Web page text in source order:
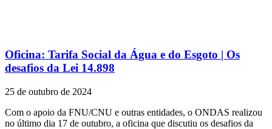
Oficina: Tarifa Social da Água e do Esgoto | Os
desafios da Lei 14.898
25 de outubro de 2024
Com o apoio da FNU/CNU e outras entidades, o ONDAS realizou
no último dia 17 de outubro, a oficina que discutiu os desafios da